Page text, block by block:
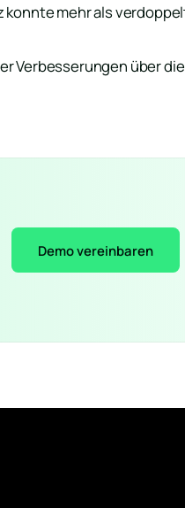
konnte mehr als
Verbesserungen über die
Demo vereinbaren